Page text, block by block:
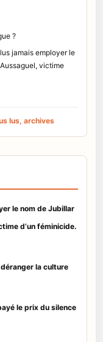
?
jamais employer le
victime
lus, archives
le nom de Jubillar
d’un féminicide.
la culture
le prix du silence